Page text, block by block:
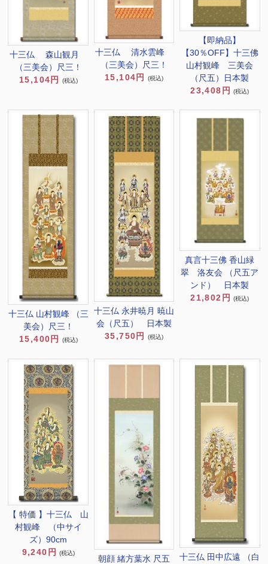
十三仏 森山観月
（三美会）尺三！
15,104円
(税込)
十三仏 清水雲峰
（三美会）尺三！
15,104円
(税込)
【即納品】
【30％OFF】十三佛
山村観峰 三美会
（尺五）日本製
23,408円
(税込)
十三仏 山村観峰 （三
美会）尺三！
15,400円
(税込)
十三仏 永井暁月 暁山
会（尺五） 日本製
35,750円
(税込)
真言十三佛 香山緑
翠 洛友会 （尺五ア
ンド） 日本製
21,802円
(税込)
【 特価 】十三仏 山
村観峰 （中サイ
ズ）90cm
9,240円
(税込)
朝顔 緒方葉水 尺五
十三仏 田中広遠 （白